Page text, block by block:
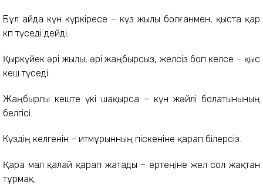
Бұл айда күн күркіресе – күз жылы болғанмен, қыста қар
көп түседі дейді.
Қыркүйек әрі жылы, әрі жаңбырсыз, желсіз боп келсе – қыс
кеш түседі.
Жаңбырлы кеште үкі шақырса – күн жәйлі болатынының
белгісі.
Күздің келгенін – итмұрынның піскеніне қарап білерсіз.
Қара мал қалай қарап жатады – ертеңіне жел сол жақтан
тұрмақ.